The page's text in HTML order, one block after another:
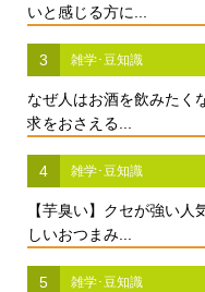
いと感じる方に...
3 雑学･豆知識
なぜ人はお酒を飲みたく
求をおさえる...
4 雑学･豆知識
【芋臭い】クセが強い
しいおつまみ...
5 雑学･豆知識